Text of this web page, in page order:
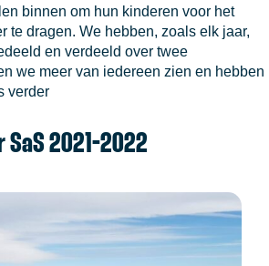
binnen om hun kinderen voor het
te dragen. We hebben, zoals elk jaar,
en verdeeld over twee
we meer van iedereen zien en hebben
verderEen
kennismakingsweekend
SaS 2021-2022